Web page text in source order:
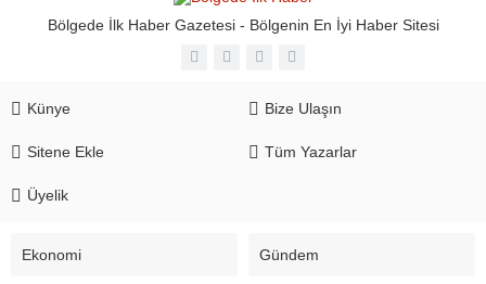
Bölgede İlk Haber Gazetesi - Bölgenin En İyi Haber Sitesi
Künye Bize Ulaşın
Sitene Ekle Tüm Yazarlar
Üyelik
Ekonomi Gündem